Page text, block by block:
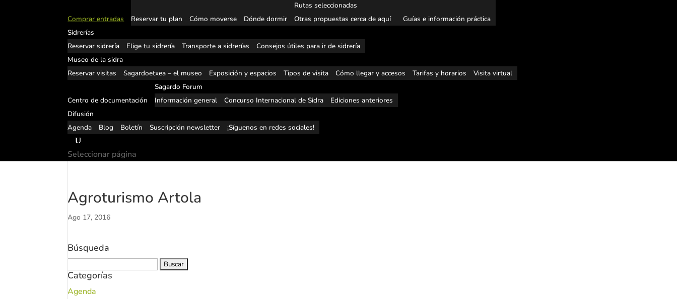
Comprar entradas Reservar tu plan Cómo moverse Dónde dormir
Rutas seleccionadas
Otras propuestas cerca de aquí
Guías e información práctica
Sidrerías
Reservar sidrería
Elige tu sidrería Transporte a sidrerías
Consejos útiles para ir de sidrería
Museo de la sidra
Reservar visitas
Sagardoetxea – el museo Exposición y espacios Tipos de visita Cómo llegar y accesos Tarifas y horarios Visita virtual
Centro de documentación
Sagardo Forum
Información general
Concurso Internacional de Sidra
Ediciones anteriores
Difusión
Agenda
Blog Boletín Suscripción newsletter ¡Síguenos en redes sociales!
Seleccionar página
Agroturismo Artola
Ago 17, 2016
Búsqueda
Categorías
Agenda